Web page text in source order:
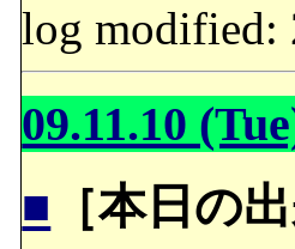
log modified:
09.11.10
■ ［本日の